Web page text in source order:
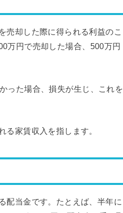
売却した際に得られる利益のこ
万円で売却した場合、500万円
った場合、損失が生じ、これを
る家賃収入を指します。
配当金です。たとえば、半年に